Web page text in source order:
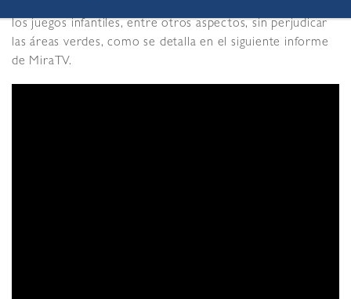
los juegos infantiles, entre otros aspectos, sin perjudicar
las áreas verdes, como se detalla en el siguiente informe
de MiraTV.